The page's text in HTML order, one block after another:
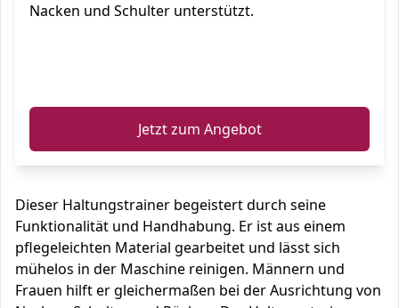
Nacken und Schulter unterstützt.
Jetzt zum Angebot
Dieser Haltungstrainer begeistert durch seine
Funktionalität und Handhabung. Er ist aus einem
pflegeleichten Material gearbeitet und lässt sich
mühelos in der Maschine reinigen. Männern und
Frauen hilft er gleichermaßen bei der Ausrichtung von